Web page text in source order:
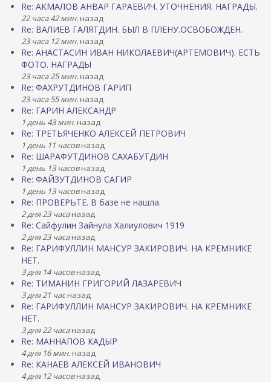
Re: АКМАЛОВ АНВАР ГАРАЕВИЧ. УТОЧНЕНИЯ. НАГРАДЫ.
22 часа 42 мин. назад
Re: ВАЛИЕВ ГАЛЯТДИН. БЫЛ В ПЛЕНУ.ОСВОБОЖДЕН.
23 часа 12 мин. назад
Re: АНАСТАСИН ИВАН НИКОЛАЕВИЧ(АРТЕМОВИЧ). ЕСТЬ
ФОТО. НАГРАДЫ
23 часа 25 мин. назад
Re: ФАХРУТДИНОВ ГАРИП
23 часа 55 мин. назад
Re: ГАРИН АЛЕКСАНДР
1 день 43 мин. назад
Re: ТРЕТЬЯЧЕНКО АЛЕКСЕЙ ПЕТРОВИЧ
1 день 11 часовназад
Re: ШАРАФУТДИНОВ САХАБУТДИН
1 день 13 часовназад
Re: ФАЙЗУТДИНОВ САГИР
1 день 13 часовназад
Re: ПРОВЕРЬТЕ. В базе не нашла.
2 дня 23 часаназад
Re: Сайфулин Зайнула Халиулович 1919
2 дня 23 часаназад
Re: ГАРИФУЛЛИН МАНСУР ЗАКИРОВИЧ. НА КРЕМНИКЕ
НЕТ.
3 дня 14 часовназад
Re: ТИМАНИН ГРИГОРИЙ ЛАЗАРЕВИЧ
3 дня 21 часназад
Re: ГАРИФУЛЛИН МАНСУР ЗАКИРОВИЧ. НА КРЕМНИКЕ
НЕТ.
3 дня 22 часаназад
Re: МАННАПОВ КАДЫР
4 дня 16 мин. назад
Re: КАНАЕВ АЛЕКСЕЙ ИВАНОВИЧ
4 дня 12 часовназад